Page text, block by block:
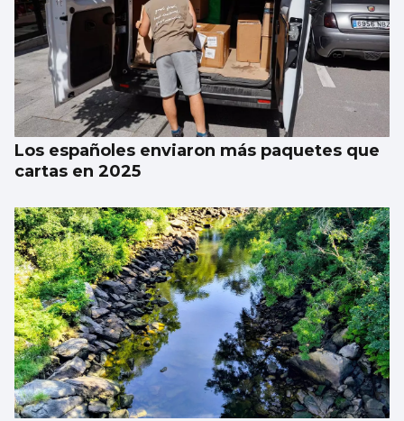
Juan de Castro: “No festival tentamos un
equilibrio entre calidade e informalidade”
Los españoles enviaron más paquetes que
cartas en 2025